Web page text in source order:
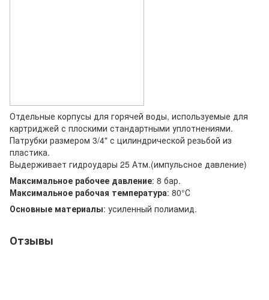
Отдельные корпусы для горячей воды, используемые для
картриджей с плоскими стандартными уплотнениями.
Патрубки размером 3/4" с цилиндрической резьбой из
пластика.
Выдерживает гидроудары 25 Атм.(импульсное давление)
Максимальное рабочее давление: 8 бар.
Максимальное рабочая температура: 80°С
Основные материалы: усиленный полиамид.
Отзывы